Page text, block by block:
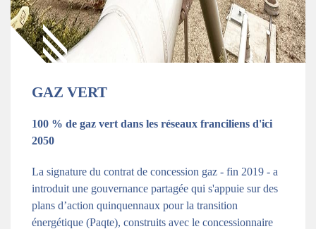
GAZ VERT
100 % de gaz vert dans les réseaux franciliens d'ici
2050
La signature du contrat de concession gaz - fin 2019 - a
introduit une gouvernance partagée qui s'appuie sur des
plans d’action quinquennaux pour la transition
énergétique (Paqte), construits avec le concessionnaire